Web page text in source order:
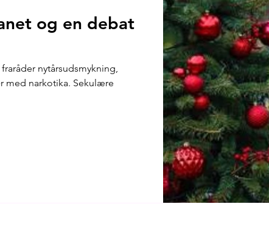
og en debat
nytårsudsmykning,
Sekulære